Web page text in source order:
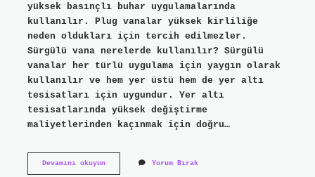
yüksek basınçlı buhar uygulamalarında
kullanılır. Plug vanalar yüksek kirliliğe
neden oldukları için tercih edilmezler.
Sürgülü vana nerelerde kullanılır? Sürgülü
vanalar her türlü uygulama için yaygın olarak
kullanılır ve hem yer üstü hem de yer altı
tesisatları için uygundur. Yer altı
tesisatlarında yüksek değiştirme
maliyetlerinden kaçınmak için doğru…
Devamını okuyunPlug
Yorum Bırak